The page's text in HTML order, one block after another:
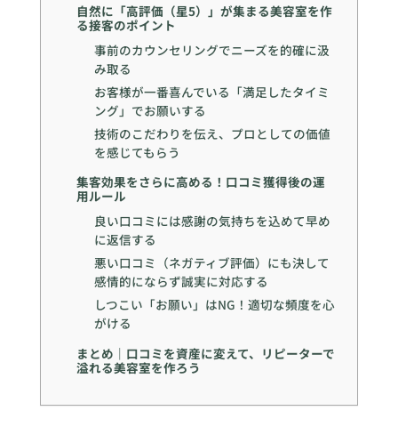
自然に「高評価（星5）」が集まる美容室を作
る接客のポイント
事前のカウンセリングでニーズを的確に汲
み取る
お客様が一番喜んでいる「満足したタイミ
ング」でお願いする
技術のこだわりを伝え、プロとしての価値
を感じてもらう
集客効果をさらに高める！口コミ獲得後の運
用ルール
良い口コミには感謝の気持ちを込めて早め
に返信する
悪い口コミ（ネガティブ評価）にも決して
感情的にならず誠実に対応する
しつこい「お願い」はNG！適切な頻度を心
がける
まとめ｜口コミを資産に変えて、リピーターで
溢れる美容室を作ろう